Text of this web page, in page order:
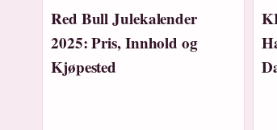
Red Bull Julekalender
2025: Pris, Innhold og
Kjøpested